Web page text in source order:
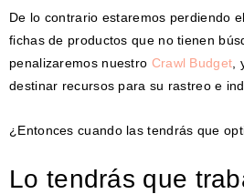
De lo contrario estaremos perdiendo
fichas de productos que no tienen
penalizaremos nuestro Crawl Budget
destinar recursos para su rastreo e
¿Entonces cuando las tendrás que
Lo tendrás que